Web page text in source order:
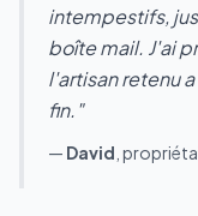
intempestifs,
boîte mail. J'ai
l'artisan retenu
fin."
— David ,